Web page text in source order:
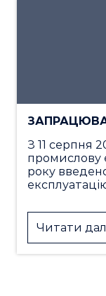
З 11 серпня
промислову
року
Читати